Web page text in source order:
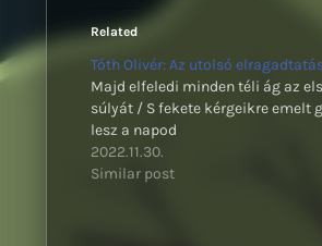
Related
Tóth Olivér: Az utolsó
Majd elfeledi minden téli ág az
súlyát / S fekete kérgeikre emelt
lesz a napod
2022.11.30.
Similar post